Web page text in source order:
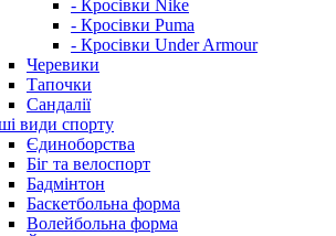
- Кросівки Nike
- Кросівки Puma
- Кросівки Under Armour
Черевики
Тапочки
Сандалії
види спорту
Єдиноборства
Біг та велоспорт
Бадмінтон
Баскетбольна форма
Волейбольна форма